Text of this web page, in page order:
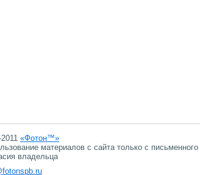
«Фотон™»
материалов с сайта только с письменного
владельца